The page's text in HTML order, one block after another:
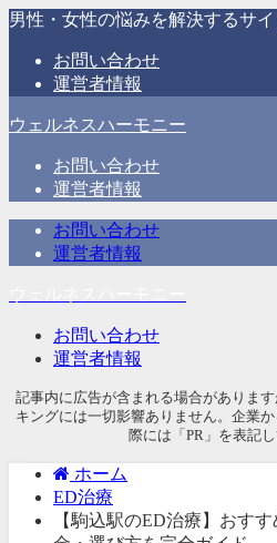
男性・女性の悩みを解決するサ
お問い合わせ
運営者情報
ウェルネスハーモニー
お問い合わせ
運営者情報
お問い合わせ
運営者情報
お問い合わせ
運営者情報
記事内に広告が含まれる場合がありま
キングには一切影響ありません。企業
際には「PR」を表記し
ホーム
ED治療
【駒込駅のED治療】おす